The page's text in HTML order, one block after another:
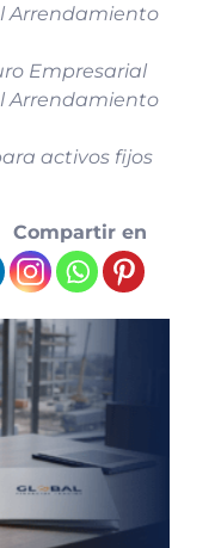
Arrendamiento
Empresarial
Arrendamiento
activos fijos
Compartir en